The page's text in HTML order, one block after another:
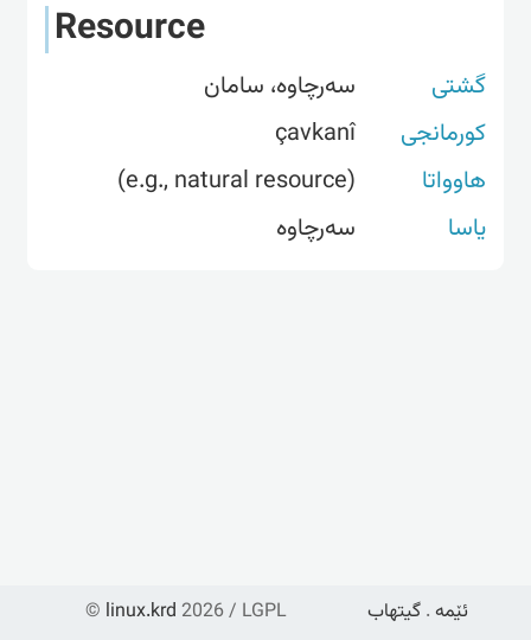
Resource
گشتی
سەرچاوە، سامان
کورمانجی
çavkanî
هاوواتا
(e.g., natural resource)
یاسا
سەرچاوە
© linux.krd 2026 / LGPL ئێمە . گیتهاب